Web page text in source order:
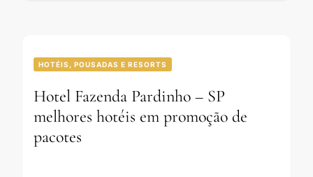
HOTÉIS, POUSADAS E RESORTS
Hotel Fazenda Pardinho – SP
melhores hotéis em promoção de
pacotes